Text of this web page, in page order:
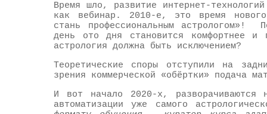
Время шло, развитие интернет-
как вебинар. 2010-е, это время
стань профессиональным астрологом»!
день ото дня становится комфортнее и
астрология должна быть исключением?
Теоретические споры отступили на
зрения коммерческой «обёртки» подача
И вот начало 2020-х, разворачиваются
автоматизации уже самого